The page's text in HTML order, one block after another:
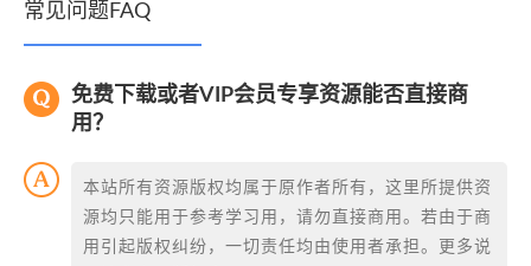
常见问题FAQ
免费下载或者VIP会员专享资源能否直接商
用？
本站所有资源版权均属于原作者所有，这里所提供资
源均只能用于参考学习用，请勿直接商用。若由于商
用引起版权纠纷，一切责任均由使用者承担。更多说